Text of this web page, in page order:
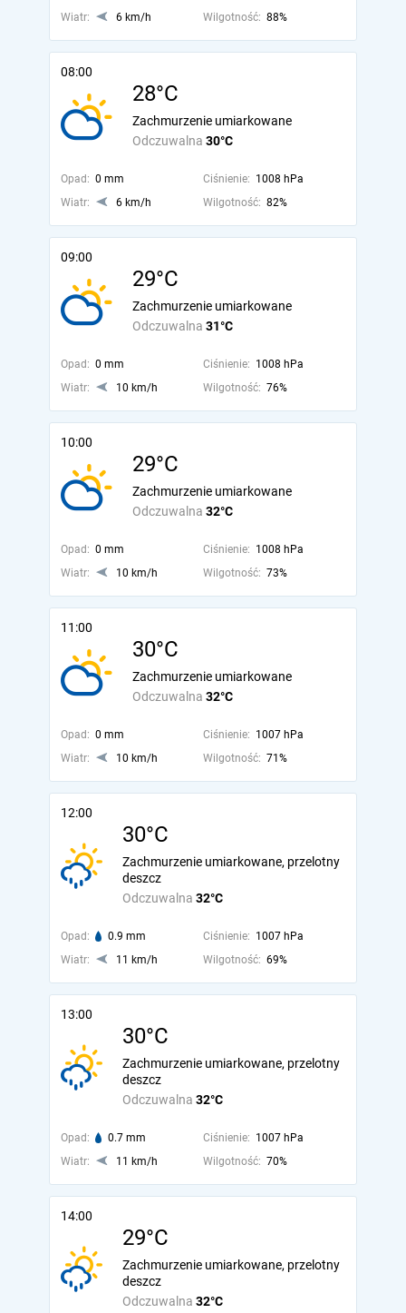
Wiatr: 6 km/h Wilgotność: 88%
08:00
28°C
Odczuwalna 30°C
Zachmurzenie umiarkowane
Opad: 0 mm Ciśnienie: 1008 hPa
Wiatr:
6 km/h Wilgotność: 82%
09:00
29°C
Odczuwalna 31°C
Zachmurzenie umiarkowane
Opad: 0 mm Ciśnienie: 1008 hPa
Wiatr:
10 km/h Wilgotność: 76%
10:00
29°C
Odczuwalna 32°C
Zachmurzenie umiarkowane
Opad: 0 mm Ciśnienie: 1008 hPa
Wiatr:
10 km/h Wilgotność: 73%
11:00
30°C
Odczuwalna 32°C
Zachmurzenie umiarkowane
Opad: 0 mm Ciśnienie: 1007 hPa
Wiatr:
10 km/h Wilgotność: 71%
12:00
30°C
Odczuwalna 32°C
Zachmurzenie umiarkowane, przelotny
deszcz
Opad: 0.9 mm Ciśnienie: 1007 hPa
Wiatr:
11 km/h Wilgotność: 69%
13:00
30°C
Odczuwalna 32°C
Zachmurzenie umiarkowane, przelotny
deszcz
Opad: 0.7 mm Ciśnienie: 1007 hPa
Wiatr:
11 km/h Wilgotność: 70%
14:00
29°C
Odczuwalna 32°C
Zachmurzenie umiarkowane, przelotny
deszcz